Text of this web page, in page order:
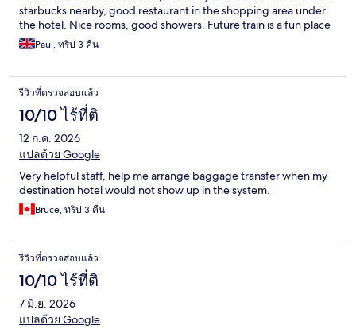
starbucks nearby, good restaurant in the shopping area under
the hotel. Nice rooms, good showers. Future train is a fun place
to have a drink - few yards away.
Paul, ทริป 3 คืน
รีวิวที่ตรวจสอบแล้ว
10/10 ไร้ที่ติ
12 ก.ค. 2026
แปลด้วย Google
Very helpful staff, help me arrange baggage transfer when my
destination hotel would not show up in the system.
Bruce, ทริป 3 คืน
รีวิวที่ตรวจสอบแล้ว
10/10 ไร้ที่ติ
7 มิ.ย. 2026
แปลด้วย Google